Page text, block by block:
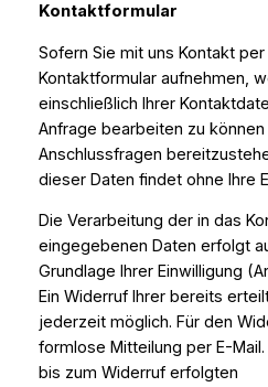
Kontaktformular
Sofern Sie mit uns Kontakt
Kontaktformular aufnehmen,
einschließlich Ihrer
Anfrage bearbeiten zu
Anschlussfragen
dieser Daten findet ohne Ihre
Die Verarbeitung der in das
eingegebenen Daten erfolgt
Grundlage Ihrer Einwilligung
Ein Widerruf Ihrer bereits
jederzeit möglich. Für den
formlose Mitteilung per E-
bis zum Widerruf erfolgten